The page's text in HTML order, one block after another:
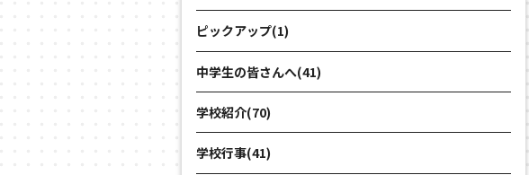
ピックアップ(1)
中学生の皆さんへ(41)
学校紹介(70)
学校行事(41)